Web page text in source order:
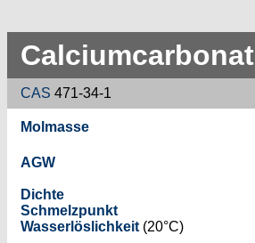
Calciumcarbonat
CAS 471-34-1
Molmasse
AGW
Dichte
Schmelzpunkt
Wasserlöslichkeit (20°C)